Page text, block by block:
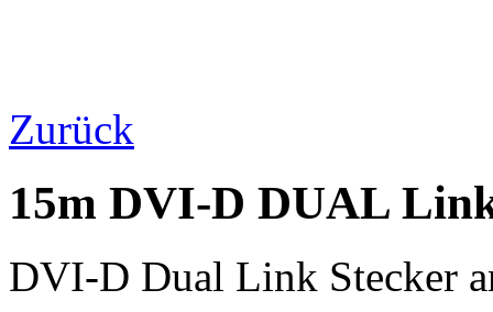
Zurück
15m DVI-D DUAL
DVI-D Dual Link Stecker